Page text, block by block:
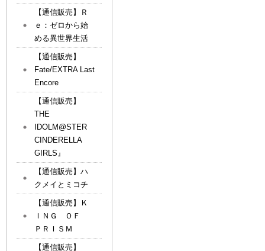
【通信販売】Ｒ
ｅ：ゼロから始
める異世界生活
【通信販売】
Fate/EXTRA Last
Encore
【通信販売】
THE
IDOLM@STER
CINDERELLA
GIRLS』
【通信販売】ハ
クメイとミコチ
【通信販売】Ｋ
ＩＮＧ ＯＦ
ＰＲＩＳＭ
【通信販売】